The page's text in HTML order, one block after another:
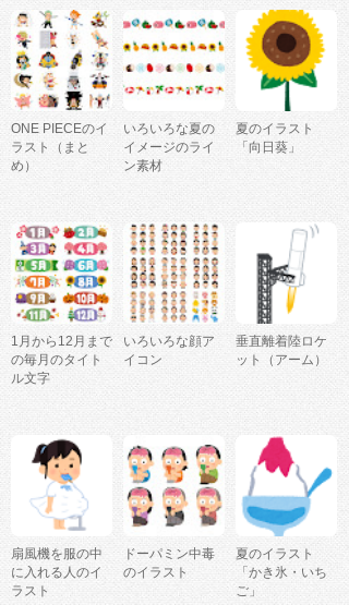
ONE PIECEのイ
ラスト（まと
め）
いろいろな夏の
イメージのライ
ン素材
夏のイラスト
「向日葵」
1月から12月まで
の毎月のタイト
ル文字
いろいろな顔ア
イコン
垂直離着陸ロケ
ット（アーム）
扇風機を服の中
に入れる人のイ
ラスト
ドーパミン中毒
のイラスト
夏のイラスト
「かき氷・いち
ご」